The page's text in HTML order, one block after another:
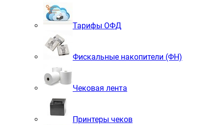
Тарифы ОФД
Фискальные накопители (ФН)
Чековая лента
Принтеры чеков